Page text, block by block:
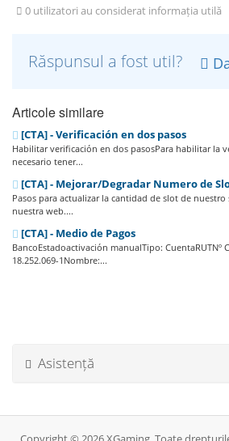
0 utilizatori au considerat informația utilă
Răspunsul a fost util?
Articole similare
[CTA] - Verificación en dos pasos
Habilitar verificación en dos pasosPara habilitar la
necesario tener...
[CTA] - Mejorar/Degradar Numero de
Pasos para actualizar la cantidad de slot de
nuestra web....
[CTA] - Medio de Pagos
BancoEstadoactivación manualTipo: CuentaRUTNº
18.252.069-1Nombre:...
Asistență